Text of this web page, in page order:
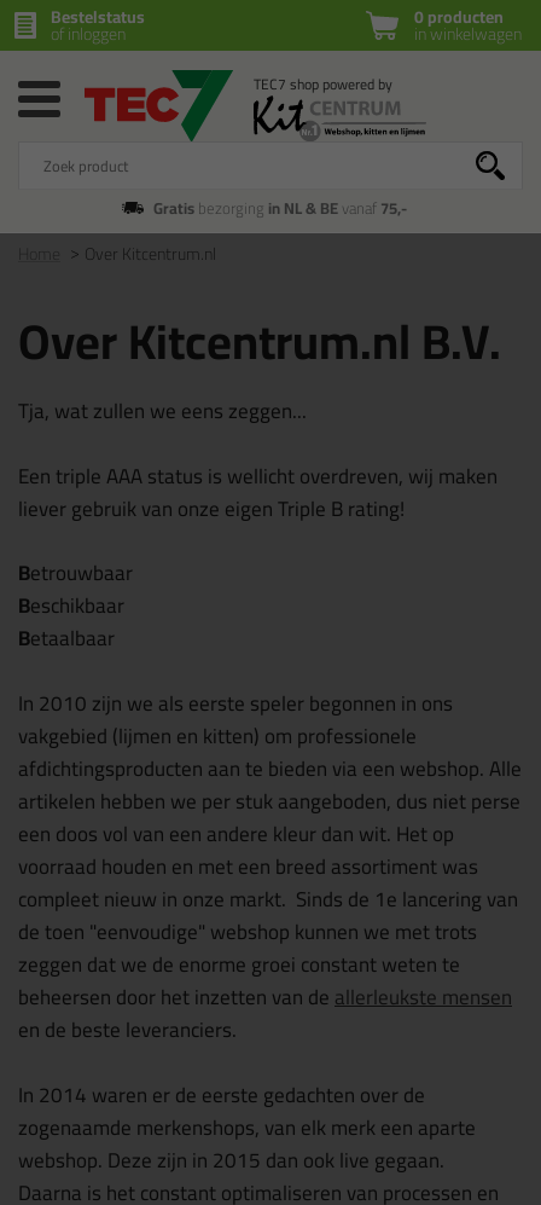
0 producten
in winkelwagen
Bestelstatus
of inloggen
Gratisbezorging in NL & BEvanaf75,-
Over Kitcentrum.nl
Over Kitcentrum.nl B.V.
Tja, wat zullen we eens zeggen...
Een triple AAA status is wellicht overdreven, wij maken
liever gebruik van onze eigen Triple B rating!
Betrouwbaar
Beschikbaar
Betaalbaar
In 2010 zijn we als eerste speler begonnen in ons
vakgebied (lijmen en kitten) om professionele
afdichtingsproducten aan te bieden via een webshop. Alle
artikelen hebben we per stuk aangeboden, dus niet perse
een doos vol van een andere kleur dan wit. Het op
voorraad houden en met een breed assortiment was
compleet nieuw in onze markt. Sinds de 1e lancering van
de toen "eenvoudige" webshop kunnen we met trots
zeggen dat we de enorme groei constant weten te
beheersen door het inzetten van deallerleukste mensen
en de beste leveranciers.
In 2014 waren er de eerste gedachten over de
zogenaamde merkenshops, van elk merk een aparte
webshop. Deze zijn in 2015 dan ook live gegaan.
Daarna is het constant optimaliseren van processen en